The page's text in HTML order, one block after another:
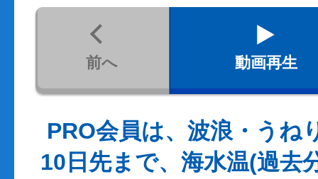
前へ 動画再生
PRO会員は、波浪・うね
10日先まで、海水温(過去